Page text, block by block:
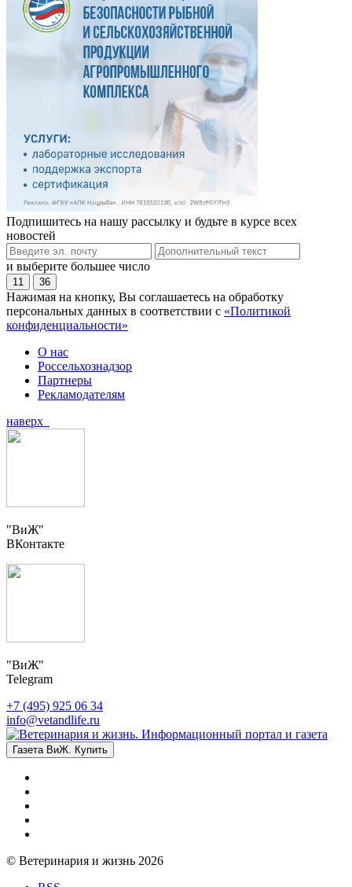
Подпишитесь на нашу рассылку и будьте в курсе всех
новостей
и выберите большее число
11 36
Нажимая на кнопку, Вы соглашаетесь на обработку
персональных данных в соответствии с «Политикой
конфиденциальности»
О нас
Россельхознадзор
Партнеры
Рекламодателям
наверх
"ВиЖ"
ВКонтакте
"ВиЖ"
Telegram
+7 (495) 925 06 34
info@vetandlife.ru
Газета ВиЖ. Купить
© Ветеринария и жизнь 2026